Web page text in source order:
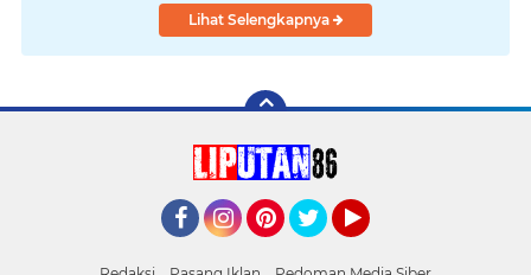
Lihat Selengkapnya